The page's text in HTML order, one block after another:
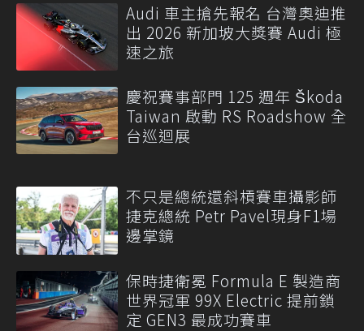
Audi 車主搶先報名 台灣奧迪推
出 2026 新加坡大獎賽 Audi 極
速之旅
慶祝賽事部門 125 週年 Škoda
Taiwan 啟動 RS Roadshow 全
台巡迴展
不只是總統還斜槓賽車攝影師
捷克總統 Petr Pavel現身F1場
邊掌鏡
保時捷衛冕 Formula E 製造商
世界冠軍 99X Electric 提前鎖
定 GEN3 最成功賽車